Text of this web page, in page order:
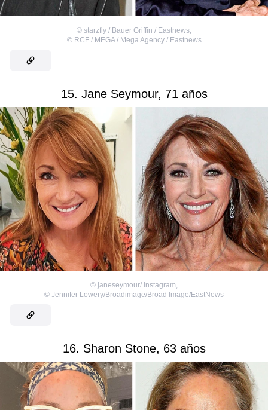
© starzfly / Bauer Griffin / Eastnews,
© RCF / MEGA / Mega Agency / Eastnews
15. Jane Seymour, 71 años
© janeseymour/ Instagram,
© Jennifer Lowery/Broadimage/Broad Image/EastNews
16. Sharon Stone, 63 años